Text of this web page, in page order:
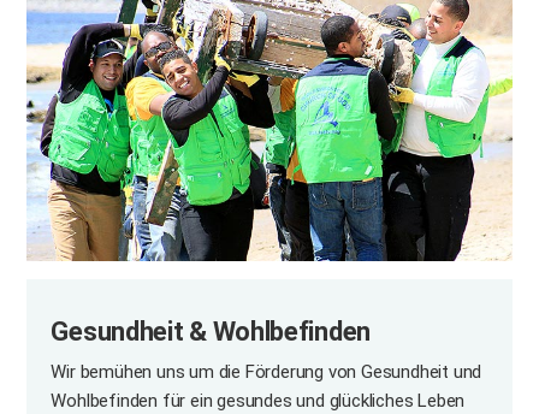
Gesundheit & Wohlbefinden
Wir bemühen uns um die Förderung von Gesundheit und
Wohlbefinden für ein gesundes und glückliches Leben